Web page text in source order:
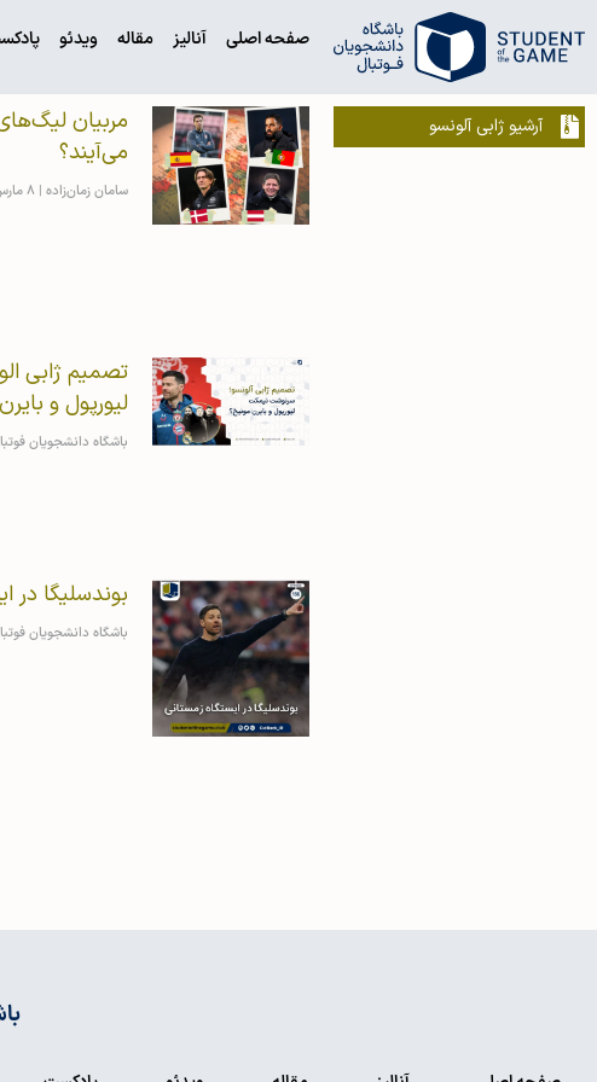
صفحه اصلی آنالیز مقاله ویدئو
آرشیو ژابی آلونسو
مربیان لیگ‌های
می‌آیند؟
سامان زمان‌زاده 8 مارس 2025
تصمیم ژابی
لیورپول و بایرن
باشگاه دانشجویان
بوندسلیگا در
باشگاه دانشجویان